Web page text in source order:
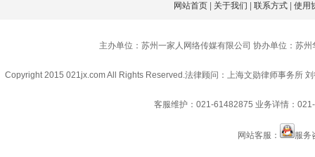
网站首页 关于我们 |联系方式 |使用
主办单位：苏州一家人网络传媒有限公司 协办单位：苏
Copyright 2015 021jx.com All Rights Reserved.法律顾问：上海文勋律师事务所
客服维护：021-61482875 业务详情：
网站客服： 服务